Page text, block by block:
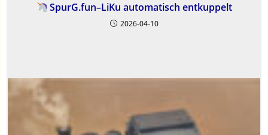
SpurG.fun–LiKu automatisch entkuppelt
2026-04-10